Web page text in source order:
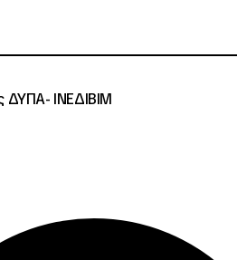
ΔΥΠΑ- ΙΝΕΔΙΒΙΜ